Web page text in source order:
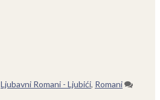
Ljubavni Romani - Ljubići, Romani